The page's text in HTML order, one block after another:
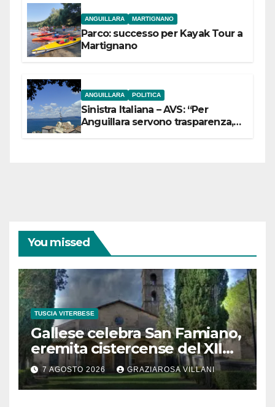
ANGUILLARA MARTIGNANO
Parco: successo per Kayak Tour a
Martignano
ANGUILLARA POLITICA
Sinistra Italiana – AVS: “Per
Anguillara servono trasparenza,
You missed
TUSCIA VITERBESE
Gallese celebra San Famiano,
eremita cistercense del XII
secolo
7 AGOSTO 2026 GRAZIAROSA VILLANI